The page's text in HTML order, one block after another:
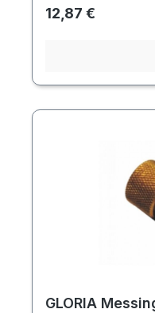
Regulärer Preis:
12,87 €
GLORIA